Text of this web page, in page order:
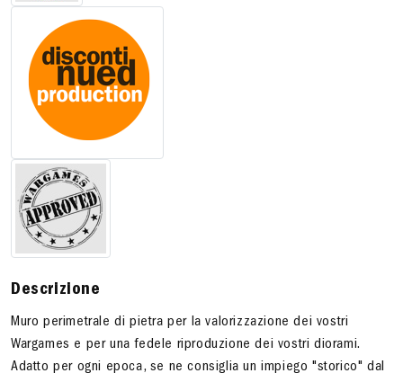
Descrizione
Muro perimetrale di pietra per la valorizzazione dei vostri
Wargames e per una fedele riproduzione dei vostri diorami.
Adatto per ogni epoca, se ne consiglia un impiego "storico" dal